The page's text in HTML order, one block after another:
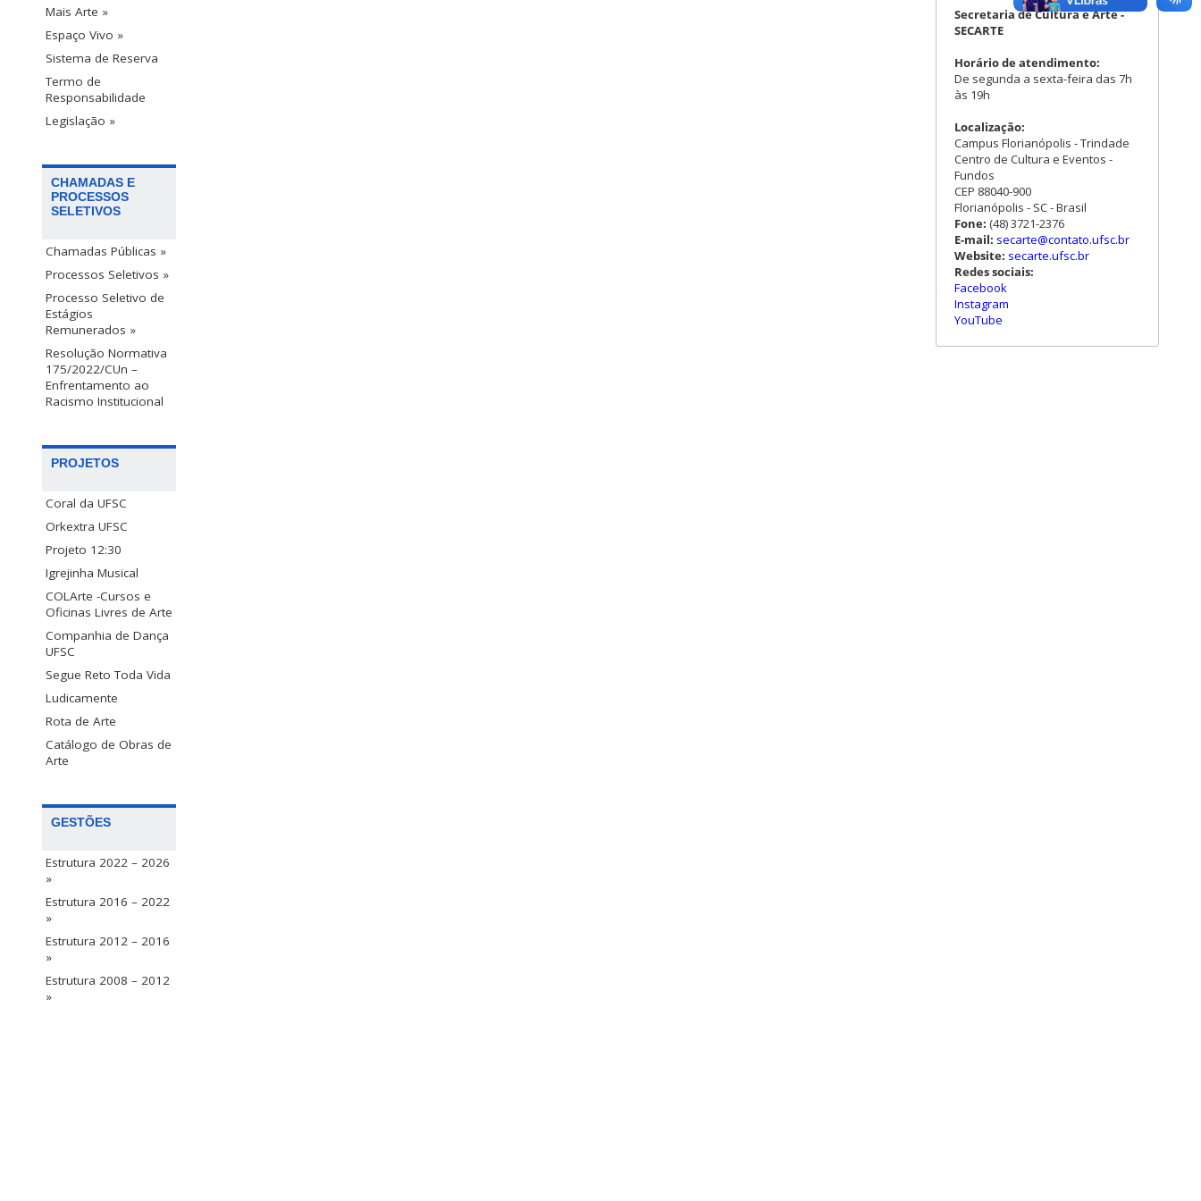
Mais Arte »
Espaço Vivo »
Sistema de Reserva
Termo de
Responsabilidade
Legislação »
CHAMADAS E
PROCESSOS
SELETIVOS
Chamadas Públicas »
Processos Seletivos »
Processo Seletivo de
Estágios
Remunerados »
Resolução Normativa
175/2022/CUn –
Enfrentamento ao
Racismo Institucional
PROJETOS
Coral da UFSC
Orkextra UFSC
Projeto 12:30
Igrejinha Musical
COLArte -Cursos e
Oficinas Livres de Arte
Companhia de Dança
UFSC
Segue Reto Toda Vida
Ludicamente
Rota de Arte
Catálogo de Obras de
Arte
GESTÕES
Estrutura 2022 – 2026
»
Estrutura 2016 – 2022
»
Estrutura 2012 – 2016
»
Estrutura 2008 – 2012
»
Secretaria de Cultura e Arte -
SECARTE
Horário de atendimento:
De segunda a sexta-feira das 7h
às 19h
Localização:
Campus Florianópolis - Trindade
Centro de Cultura e Eventos -
Fundos
CEP 88040-900
Florianópolis - SC - Brasil
Fone: (48) 3721-2376
E-mail: secarte@contato.ufsc.br
Website: secarte.ufsc.br
Redes sociais:
Facebook
Instagram
YouTube